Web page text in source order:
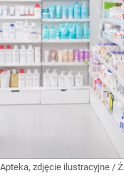
Apteka, zdjęcie ilustracyjne /